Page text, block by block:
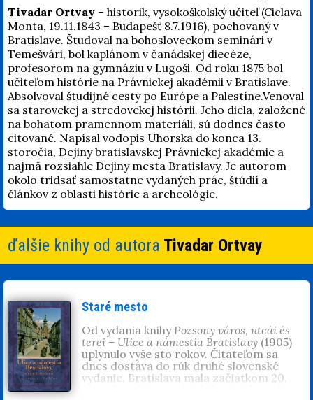
Tivadar Ortvay– historik, vysokoškolský učiteľ (Ciclava
Monta, 19.11.1843 – Budapešť 8.7.1916), pochovaný v
Bratislave. Študoval na bohosloveckom seminári v
Temešvári, bol kaplánom v čanádskej diecéze,
profesorom na gymnáziu v Lugoši. Od roku 1875 bol
učiteľom histórie na Právnickej akadémii v Bratislave.
Absolvoval študijné cesty po Európe a Palestíne.Venoval
sa starovekej a stredovekej histórii. Jeho diela, založené
na bohatom pramennom materiáli, sú dodnes často
citované. Napísal vodopis Uhorska do konca 13.
storočia, Dejiny bratislavskej Právnickej akadémie a
najmä rozsiahle Dejiny mesta Bratislavy. Je autorom
okolo tridsať samostatne vydaných prác, štúdií a
článkov z oblasti histórie a archeológie.
ďalšie knihy od autora Tivadar Ortvay
Staré mesto
Od vydania knihy Pozsony város, utcái és
terei – Ulice a námestia Bratislavy(1905)
uplynulo vyše sto rokov. Čitateľom sa
dnes dostáva do rúk druhé slovenské
vydanie. Bratislava mala začiatkom 20.